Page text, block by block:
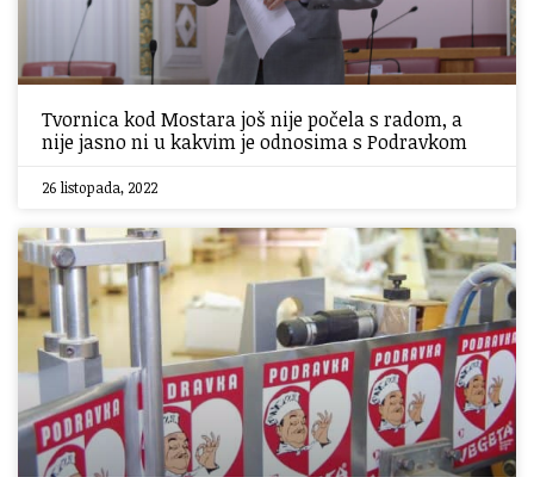
Tvornica kod Mostara još nije počela s radom, a
nije jasno ni u kakvim je odnosima s Podravkom
26 listopada, 2022